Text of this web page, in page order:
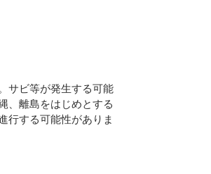
サビ等が発生する可能
、離島をはじめとする
行する可能性がありま